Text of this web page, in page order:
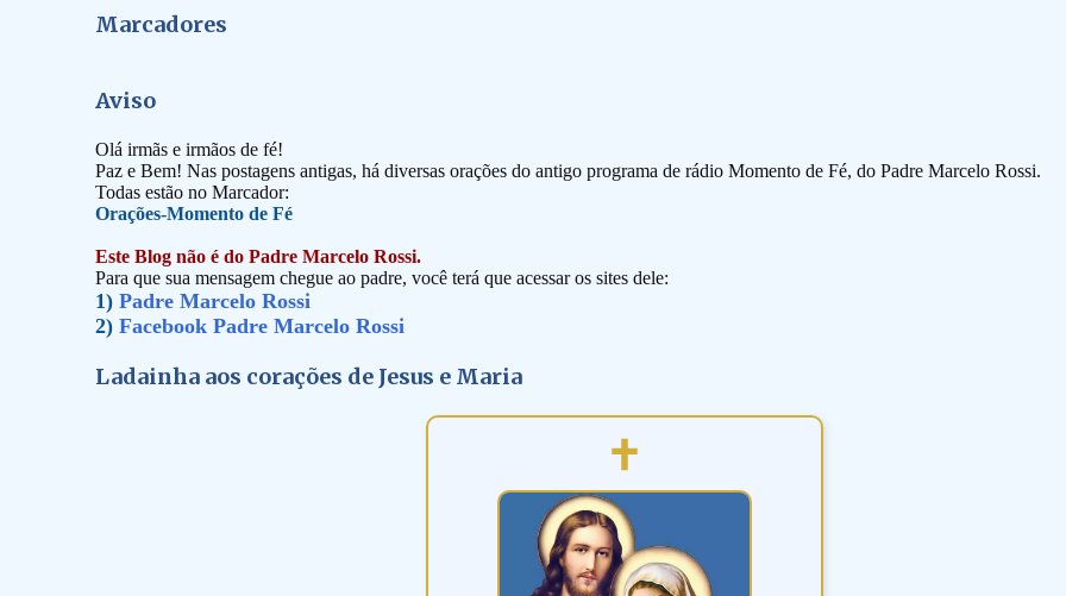
Marcadores
Aviso
Olá irmãs e irmãos de fé!
Paz e Bem! Nas postagens antigas, há diversas orações do antigo programa de rádio Momento de Fé, do Padre Marcelo Rossi.
Todas estão no Marcador:
Orações-Momento de Fé
Este Blog não é do Padre Marcelo Rossi.
Para que sua mensagem chegue ao padre, você terá que acessar os sites dele:
1) Padre Marcelo Rossi
2) Facebook Padre Marcelo Rossi
Ladainha aos corações de Jesus e Maria